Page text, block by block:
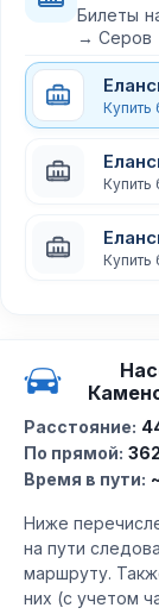
Билеты
→ Серов
Купить
Купить
Купить
Расстояние:
По прямой:
Время в пути:
Ниже
на пути
маршруту.
них (с учетом